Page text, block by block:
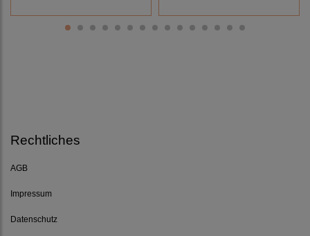
Rechtliches
AGB
Impressum
Datenschutz